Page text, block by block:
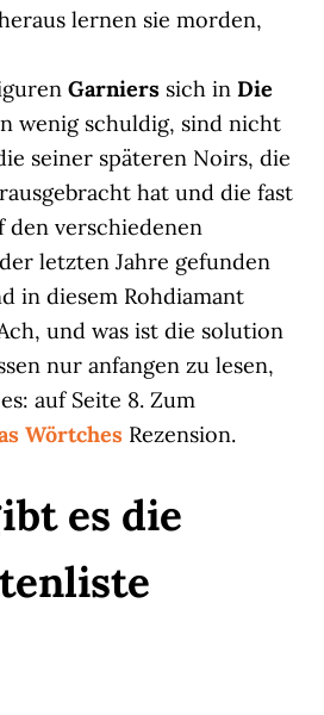
lernen sie morden,
Garniers sich inDie
wenig schuldig, sind nicht
seiner späteren Noirs, die
hat und die fast
den verschiedenen
letzten Jahre gefunden
in diesem Rohdiamant
und was ist die solution
nur anfangen zu lesen,
auf Seite 8. Zum
Wörtches Rezension.
es die